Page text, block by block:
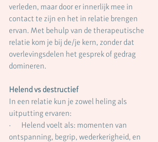
verleden, maar door er innerlijk mee in
contact te zijn en het in relatie brengen
ervan. Met behulp van de therapeutische
relatie kom je bij de/je kern, zonder dat
overlevingsdelen het gesprek of gedrag
domineren.
Helend vs destructief
In een relatie kun je zowel heling als
uitputting ervaren:
·       Helend voelt als: momenten van
ontspanning, begrip, wederkerigheid, en